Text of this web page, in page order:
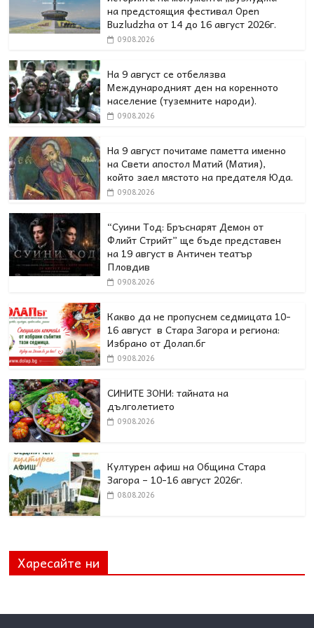
на предстоящия фестивал Open
Buzludzha от 14 до 16 август 2026г.
09.08.2026
На 9 август се отбелязва
Международният ден на коренното
население (туземните народи).
09.08.2026
На 9 август почитаме паметта именно
на Свети апостол Матий (Матия),
който заел мястото на предателя Юда.
09.08.2026
“Суини Тод: Бръснарят Демон от
Флийт Стрийт” ще бъде представен
на 19 август в Античен театър
Пловдив
09.08.2026
Какво да не пропуснем седмицата 10-
16 август в Стара Загора и региона:
Избрано от Долап.бг
09.08.2026
СИНИТЕ ЗОНИ: тайната на
дълголетието
09.08.2026
Културен афиш на Община Стара
Загора – 10-16 август 2026г.
08.08.2026
Харесайте ни